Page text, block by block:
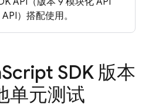
）搭配使用。
Script SDK 版本
单元测试